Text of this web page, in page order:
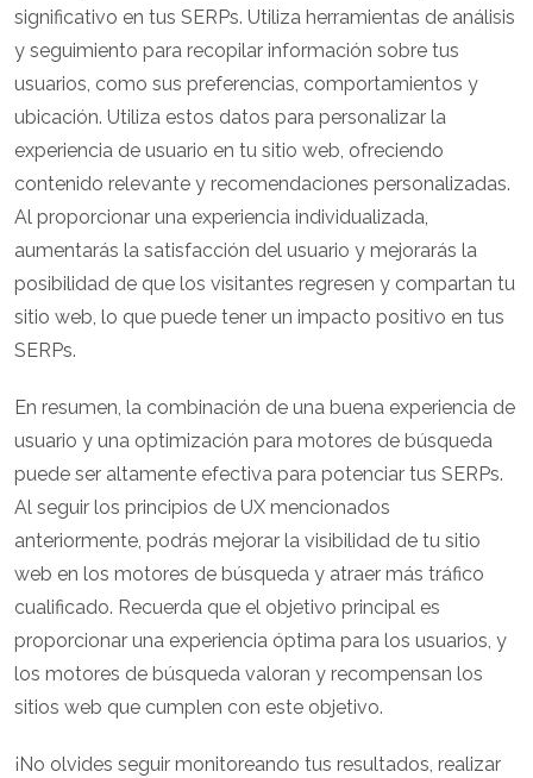
significativo en tus SERPs. Utiliza herramientas de análisis
y seguimiento para recopilar información sobre tus
usuarios, como sus preferencias, comportamientos y
ubicación. Utiliza estos datos para personalizar la
experiencia de usuario en tu sitio web, ofreciendo
contenido relevante y recomendaciones personalizadas.
Al proporcionar una experiencia individualizada,
aumentarás la satisfacción del usuario y mejorarás la
posibilidad de que los visitantes regresen y compartan tu
sitio web, lo que puede tener un impacto positivo en tus
SERPs.
En resumen, la combinación de una buena experiencia de
usuario y una optimización para motores de búsqueda
puede ser altamente efectiva para potenciar tus SERPs.
Al seguir los principios de UX mencionados
anteriormente, podrás mejorar la visibilidad de tu sitio
web en los motores de búsqueda y atraer más tráfico
cualificado. Recuerda que el objetivo principal es
proporcionar una experiencia óptima para los usuarios, y
los motores de búsqueda valoran y recompensan los
sitios web que cumplen con este objetivo.
¡No olvides seguir monitoreando tus resultados, realizar